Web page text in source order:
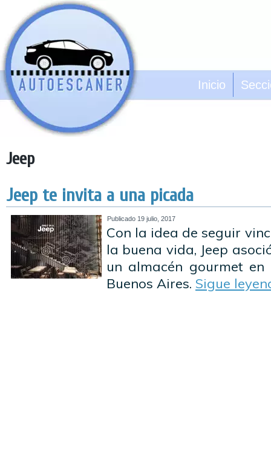
Inicio
Jeep
Jeep te invita a una picada
Publicado 19 julio, 2017
Con la idea de seguir
la buena vida, Jeep
un almacén gourmet
Buenos Aires. Sigue